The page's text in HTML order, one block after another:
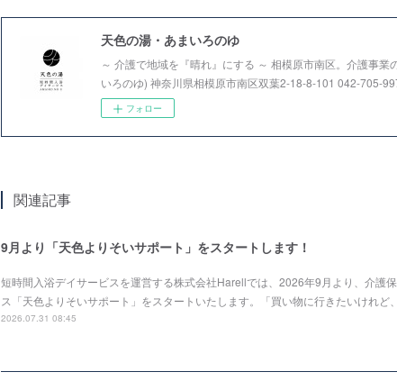
天色の湯・あまいろのゆ
～ 介護で地域を『晴れ』にする ～ 相模原市南区。介護事業
いろのゆ) 神奈川県相模原市南区双葉2-18-8-101 042-705-
フォロー
関連記事
9月より「天色よりそいサポート」をスタートします！
短時間入浴デイサービスを運営する株式会社Harellでは、2026年9月より、介護
ス「天色よりそいサポート」をスタートいたします。「買い物に行きたいけれど
2026.07.31 08:45